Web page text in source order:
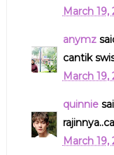
March 19,
anymz
cantik
March 19,
quinnie
March 19,